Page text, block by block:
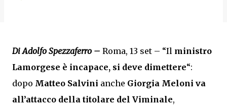
Di Adolfo Spezzaferro – Roma, 13 set – “Il ministro
Lamorgese è incapace, si deve dimettere“:
dopo Matteo Salvini anche Giorgia Meloni va
all’attacco della titolare del Viminale,